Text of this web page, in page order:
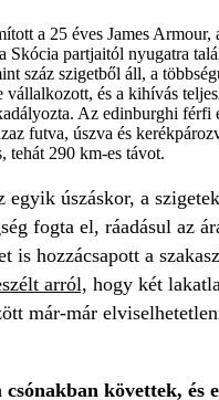
a 25 éves James Armour,
Skócia partjaitól nyugatra
száz szigetből áll, a
vállalkozott, és a kihívás
Az edinburghi férfi
futva, úszva és
tehát 290 km-es távot.
egyik úszáskor, a
fogta el, ráadásul az
is hozzácsapott a
arról, hogy két
már-már
csónakban követtek, és